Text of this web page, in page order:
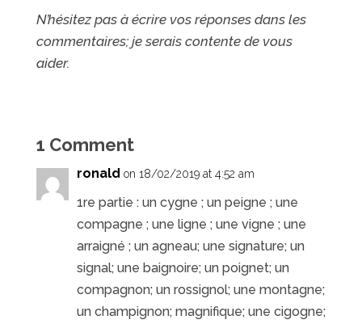
N’hésitez pas à écrire vos réponses dans les
commentaires; je serais contente de vous
aider.
1 Comment
ronald on 18/02/2019 at 4:52 am
1re partie : un cygne ; un peigne ; une
compagne ; une ligne ; une vigne ; une
arraigné ; un agneau; une signature; un
signal; une baignoire; un poignet; un
compagnon; un rossignol; une montagne;
un champignon; magnifique; une cigogne;